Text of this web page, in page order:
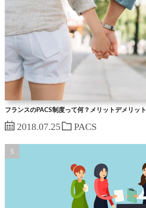
フランスのPACS制度って何？メリットデメリット
2018.07.25 PACS